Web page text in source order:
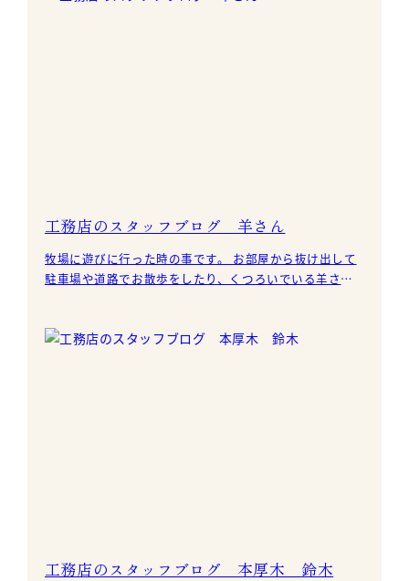
工務店のスタッフブログ 羊さん
牧場に遊びに行った時の事です。 お部屋から抜け出して
駐車場や道路でお散歩をしたり、くつろいでいる羊さん
工務店のスタッフブログ 本厚木 鈴木